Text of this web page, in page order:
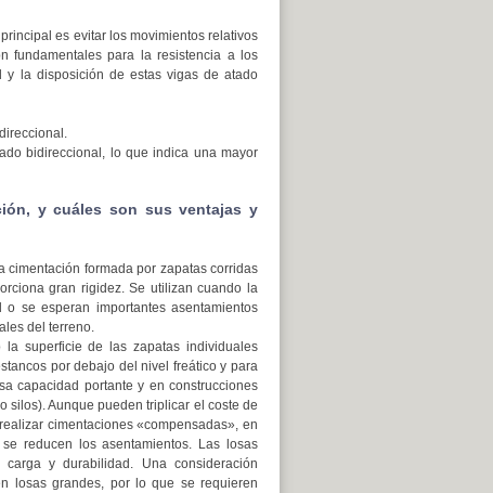
es evitar los movimientos relativos
fundamentales para la resistencia a los
y la disposición de estas vigas de atado
bidireccional, lo que indica una mayor
y cuáles son sus ventajas y
formada por zapatas corridas
gran rigidez. Se utilizan cuando la
se esperan importantes asentamientos
del terreno.
superficie de las zapatas individuales
por debajo del nivel freático y para
capacidad portante y en construcciones
silos). Aunque pueden triplicar el coste de
cimentaciones «compensadas», en
reducen los asentamientos. Las losas
y durabilidad. Una consideración
losas grandes, por lo que se requieren